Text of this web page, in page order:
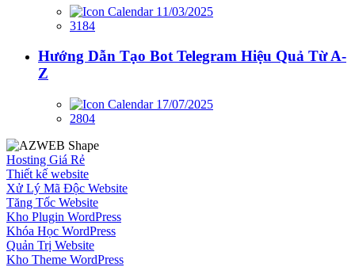
11/03/2025
3184
Hướng Dẫn Tạo Bot Telegram Hiệu Quả Từ A-
Z
17/07/2025
2804
Hosting Giá Rẻ
Thiết kế website
Xử Lý Mã Độc Website
Tăng Tốc Website
Kho Plugin WordPress
Khóa Học WordPress
Quản Trị Website
Kho Theme WordPress